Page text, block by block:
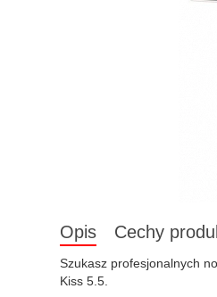
Opis Cechy
Szukasz profesjonalnych
Kiss 5.5.